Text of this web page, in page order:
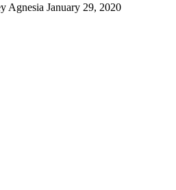
Agnesia January 29, 2020